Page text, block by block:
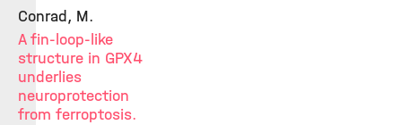
Conrad, M.
A fin-loop-like
structure in GPX4
underlies
neuroprotection
from ferroptosis.